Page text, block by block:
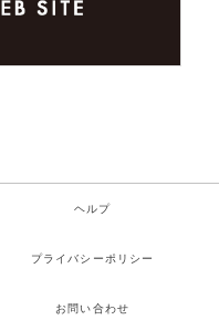
ヘルプ
プライバシーポリシー
お問い合わせ